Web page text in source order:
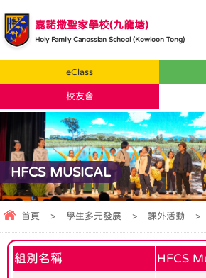
嘉諾撒聖家學校(九龍塘)
Holy Family Canossian School (Kowloon Tong)
eClass
校友會
HFCS MUSICAL
首頁 > 學生多元發展 > 課外活動 >
組別名稱 HFCS